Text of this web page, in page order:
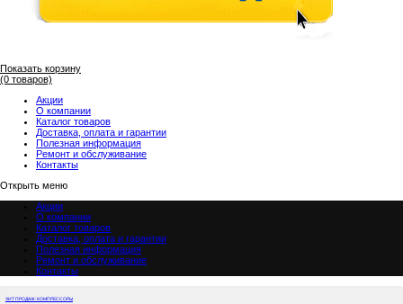
Показать корзину
(0 товаров)
Акции
О компании
Каталог товаров
Доставка, оплата и гарантии
Полезная информация
Ремонт и обслуживание
Контакты
Открыть меню
Акции
О компании
Каталог товаров
Доставка, оплата и гарантии
Полезная информация
Ремонт и обслуживание
Контакты
ХИТ ПРОДАЖ: КОМПРЕССОРЫ